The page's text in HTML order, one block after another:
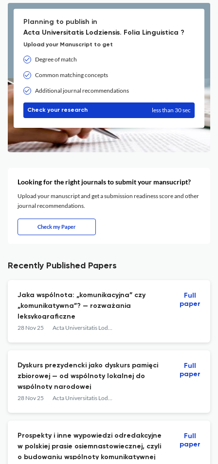
Planning to publish in
Acta Universitatis Lodziensis. Folia Linguistica ?
Upload your Manuscript to get
Degree of match
Common matching concepts
Additional journal recommendations
Check your research less than 30 sec
Looking for the right journals to submit your mansucript?
Upload your manuscript and get a submission readiness score and other
journal recommendations.
Check my Paper
Recently Published Papers
Jaka wspólnota: „komunikacyjna” czy
„komunikatywna”? — rozważania
leksykograficzne
28 Nov 25 Acta Universitatis Lodziensis. Folia Linguistica
Full
paper
Dyskurs prezydencki jako dyskurs pamięci
zbiorowej — od wspólnoty lokalnej do
wspólnoty narodowej
28 Nov 25 Acta Universitatis Lodziensis. Folia Linguistica
Full
paper
Prospekty i inne wypowiedzi odredakcyjne
w polskiej prasie osiemnastowiecznej, czyli
o budowaniu wspólnoty komunikatywnej
Full
paper